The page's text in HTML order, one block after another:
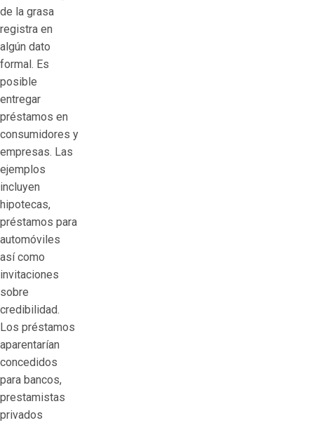
de la grasa
registra en
algún dato
formal. Es
posible
entregar
préstamos en
consumidores y
empresas. Las
ejemplos
incluyen
hipotecas,
préstamos para
automóviles
así­ como
invitaciones
sobre
credibilidad.
Los préstamos
aparentarían
concedidos
para bancos,
prestamistas
privados